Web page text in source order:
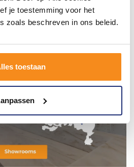
je toestemming voor het
zoals beschreven in ons beleid.
toestaan